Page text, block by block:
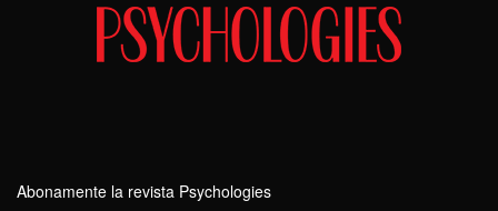
Abonamente la revista Psychologies